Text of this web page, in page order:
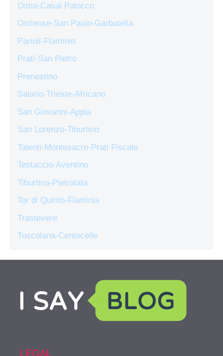
Ostia-Casal Palocco
Ostiense-San Paolo-Garbatella
Parioli-Flaminio
Prati-San Pietro
Prenestino
Salario-Trieste-Africano
San Giovanni-Appia
San Lorenzo-Tiburtino
Talenti-Montesacro-Prati Fiscale
Testaccio-Aventino
Tiburtina-Pietralata
Tor di Quinto-Flaminia
Trastevere
Tuscolana-Centocelle
LEGAL